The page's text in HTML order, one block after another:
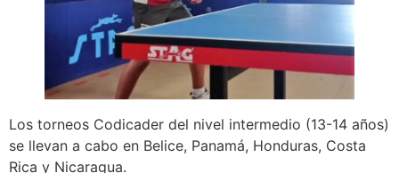
Los torneos Codicader del nivel intermedio (13-14 años)
se llevan a cabo en Belice, Panamá, Honduras, Costa
Rica y Nicaragua.